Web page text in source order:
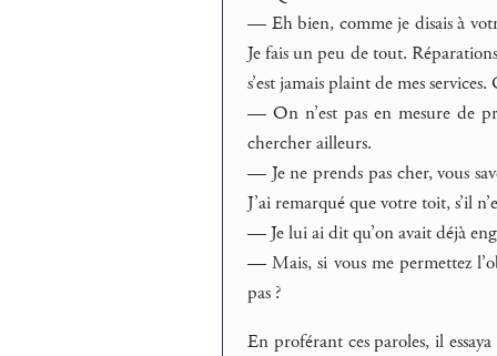
— Eh bien, comme je disais à
Je fais un peu de tout.
s’est jamais plaint de mes
— On n’est pas en mesure de
chercher ailleurs.
— Je ne prends pas cher, vous
J’ai remarqué que votre toit, s’il
— Je lui ai dit qu’on avait déjà
— Mais, si vous me permettez
pas ?
En proférant ces paroles, il